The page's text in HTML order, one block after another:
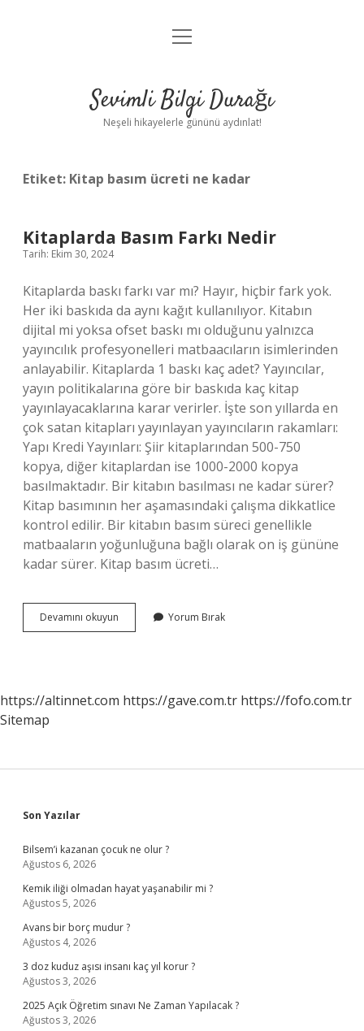
Anasayfa
Yasal Uyarı
menüyü
Sevimli Bilgi Durağı
Neşeli hikayelerle gününü aydınlat!
Etiket: Kitap basım ücreti ne kadar
Kitaplarda Basım Farkı Nedir
Tarih: Ekim 30, 2024
Kitaplarda baskı farkı var mı? Hayır, hiçbir fark yok.
Her iki baskıda da aynı kağıt kullanılıyor. Kitabın
dijital mi yoksa ofset baskı mı olduğunu yalnızca
yayıncılık profesyonelleri matbaacıların isimlerinden
anlayabilir. Kitaplarda 1 baskı kaç adet? Yayıncılar,
yayın politikalarına göre bir baskıda kaç kitap
yayınlayacaklarına karar verirler. İşte son yıllarda en
çok satan kitapları yayınlayan yayıncıların rakamları:
Yapı Kredi Yayınları: Şiir kitaplarından 500-750
kopya, diğer kitaplardan ise 1000-2000 kopya
basılmaktadır. Bir kitabın basılması ne kadar sürer?
Kitap basımının her aşamasındaki çalışma dikkatlice
kontrol edilir. Bir kitabın basım süreci genellikle
matbaaların yoğunluğuna bağlı olarak on iş gününe
kadar sürer. Kitap basım ücreti…
Devamını okuyun Kitaplarda
Basım
Yorum Bırak
https://altinnet.com https://gave.com.tr https://fofo.com.tr
Sitemap
Sidebar
Son Yazılar
Bilsem’i kazanan çocuk ne olur ?
Ağustos 6, 2026
Kemik iliği olmadan hayat yaşanabilir mi ?
Ağustos 5, 2026
Avans bir borç mudur ?
Ağustos 4, 2026
3 doz kuduz aşısı insanı kaç yıl korur ?
Ağustos 3, 2026
2025 Açık Öğretim sınavı Ne Zaman Yapılacak ?
Ağustos 3, 2026